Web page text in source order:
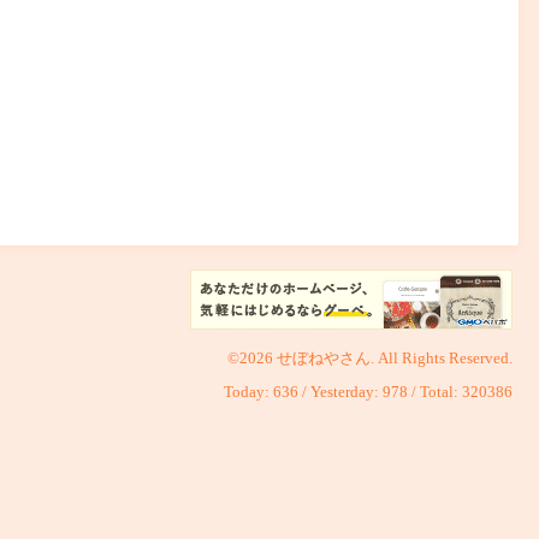
©2026 せぼねやさん. All Rights Reserved.
Today: 636 / Yesterday: 978 / Total: 320386